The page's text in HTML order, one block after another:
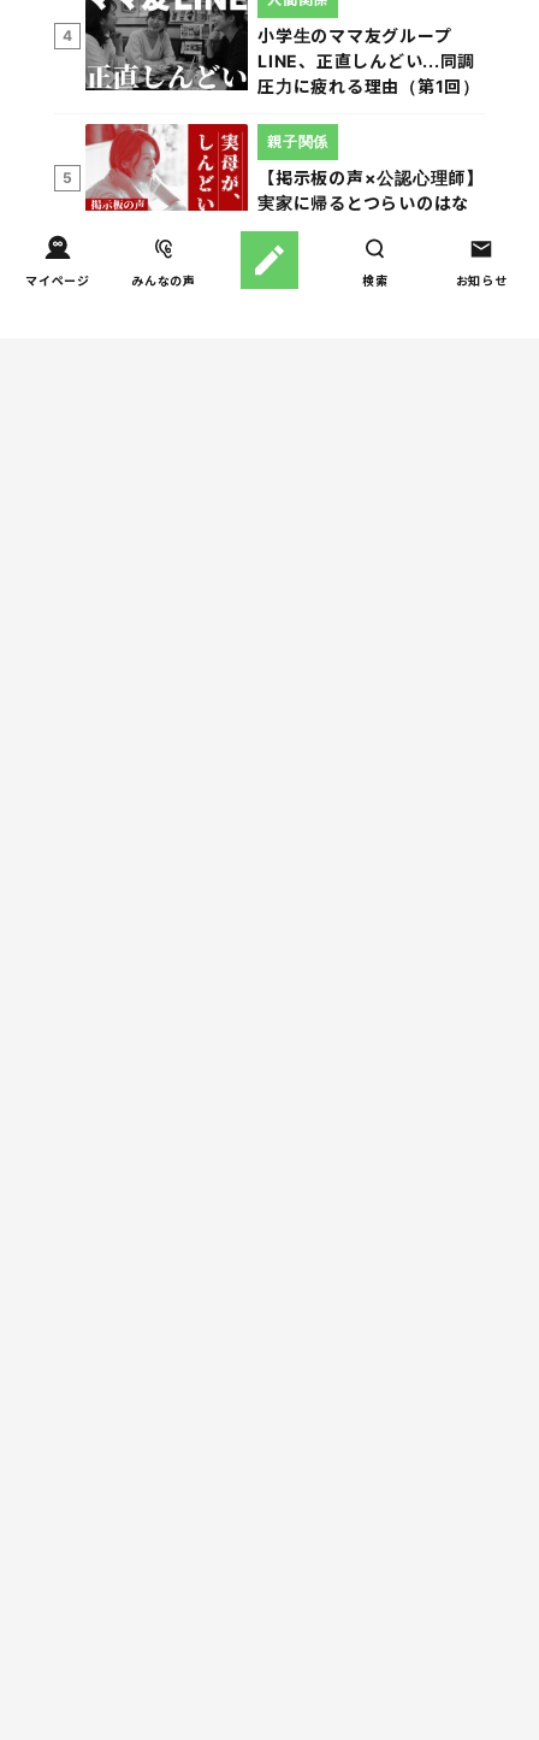
マイページ みんなの声 検索 お知らせ
4
小学生のママ友グループ
LINE、正直しんどい...同調
圧力に疲れる理由（第1回）
5
【掲示板の声×公認心理師】
実家に帰るとつらいのはな
ぜ？「毒親かも？」親との
関係に悩む大人へ
親子関係